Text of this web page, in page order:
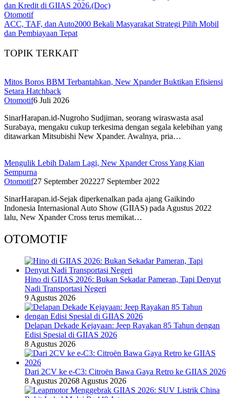
Otomotif
ACC, TAF, dan Auto2000 Bekali Masyarakat Strategi Pilih Mobil
dan Pembiayaan Tepat
TOPIK TERKAIT
Mitos Boros BBM Terbantahkan, New Xpander Buktikan Efisiensi
Setara Hatchback
Otomotif6 Juli 2026
SinarHarapan.id-Nugroho Sudjiman, seorang wiraswasta asal
Surabaya, mengaku cukup terkesima dengan segala kelebihan yang
ditawarkan Mitsubishi New Xpander. Awalnya, pria…
Mengulik Lebih Dalam Lagi, New Xpander Cross Yang Kian
Sempurna
Otomotif27 September 202227 September 2022
SinarHarapan.id-Sejak diperkenalkan pada ajang Gaikindo
Indonesia Internasional Auto Show (GIIAS) pada Agustus 2022
lalu, New Xpander Cross terus memikat…
OTOMOTIF
Hino di GIIAS 2026: Bukan Sekadar Pameran, Tapi Denyut
Nadi Transportasi Negeri
9 Agustus 2026
Delapan Dekade Kejayaan: Jeep Rayakan 85 Tahun dengan
Edisi Spesial di GIIAS 2026
8 Agustus 2026
Dari 2CV ke e-C3: Citroën Bawa Gaya Retro ke GIIAS 2026
8 Agustus 20268 Agustus 2026